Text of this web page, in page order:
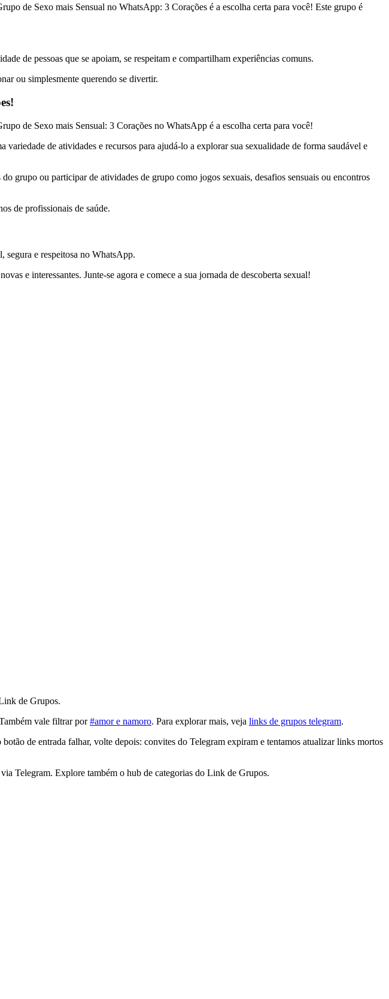
de Sexo mais Sensual no WhatsApp: 3 Corações é a escolha certa para você! Este grupo é
de pessoas que se apoiam, se respeitam e compartilham experiências comuns.
ou simplesmente querendo se divertir.
de Sexo mais Sensual: 3 Corações no WhatsApp é a escolha certa para você!
de atividades e recursos para ajudá-lo a explorar sua sexualidade de forma saudável e
grupo ou participar de atividades de grupo como jogos sexuais, desafios sensuais ou encontros
de profissionais de saúde.
segura e respeitosa no WhatsApp.
e interessantes. Junte-se agora e comece a sua jornada de descoberta sexual!
de Grupos.
vale filtrar por#amor e namoro. Para explorar mais, veja links de grupos telegram.
de entrada falhar, volte depois: convites do Telegram expiram e tentamos atualizar links mortos
Telegram. Explore também o hub de categorias do Link de Grupos.